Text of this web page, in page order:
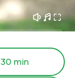
30 min